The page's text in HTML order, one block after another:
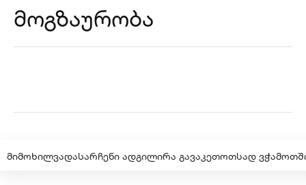
მოგზაურობა
მიმოხილვადასარჩენი ადგილირა გავაკეთოთსად ვჭამოთ